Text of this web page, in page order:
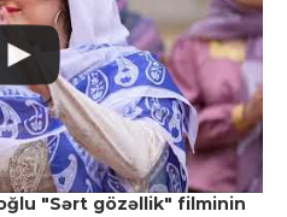
"Sərt gözəllik" filminin